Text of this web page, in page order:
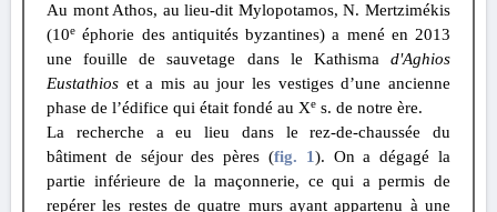
Au mont Athos, au lieu-dit Mylopotamos, N. Mertzimékis
(10e éphorie des antiquités byzantines) a mené en 2013
une fouille de sauvetage dans le Kathisma d'Aghios
Eustathios et a mis au jour les vestiges d’une ancienne
phase de l’édifice qui était fondé au Xe s. de notre ère.
La recherche a eu lieu dans le rez-de-chaussée du
bâtiment de séjour des pères (fig. 1). On a dégagé la
partie inférieure de la maçonnerie, ce qui a permis de
repérer les restes de quatre murs ayant appartenu à une